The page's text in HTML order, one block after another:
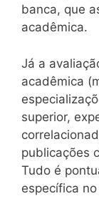
banca, que
acadêmica.
Já a
acadêmica
superior,
publicações
Tudo é
específica